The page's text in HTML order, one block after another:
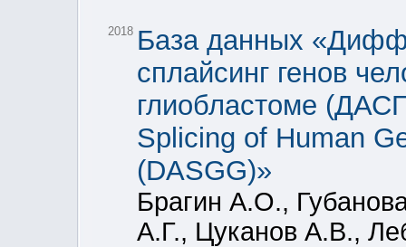
2018 База данных
сплайсинг генов
глиобластоме
Splicing of Human
(DASGG)»
Брагин А.О.,
А.Г., Цуканов А.В.,